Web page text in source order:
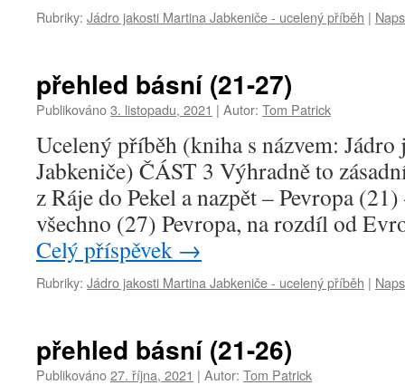
Rubriky: Jádro jakosti Martina Jabkeniče - ucelený příběh |
přehled básní (21-27)
Publikováno3. listopadu, 2021 | Autor: Tom Patrick
Ucelený příběh (kniha s názvem:
Jabkeniče) ČÁST 3 Výhradně to
z Ráje do Pekel a nazpět – Pevropa
všechno (27) Pevropa, na rozdíl od
Celý příspěvek →
Rubriky: Jádro jakosti Martina Jabkeniče - ucelený příběh |
přehled básní (21-26)
Publikováno27. října, 2021 | Autor: Tom Patrick